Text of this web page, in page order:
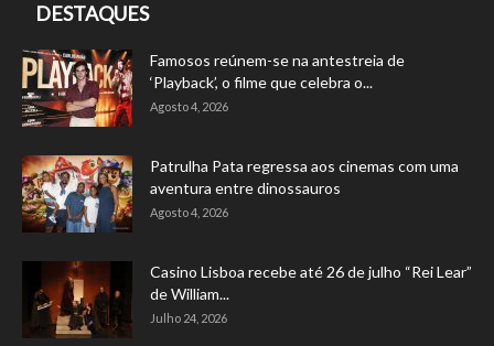
DESTAQUES
Famosos reúnem-se na antestreia de
‘Playback’, o filme que celebra o...
Agosto 4, 2026
Patrulha Pata regressa aos cinemas com uma
aventura entre dinossauros
Agosto 4, 2026
Casino Lisboa recebe até 26 de julho “Rei Lear”
de William...
Julho 24, 2026